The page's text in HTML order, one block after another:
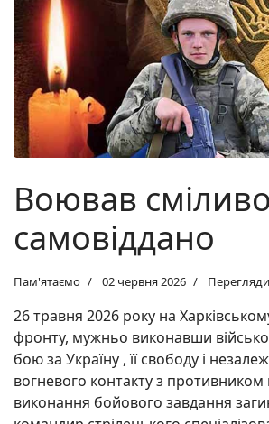
Воював сміливо
самовіддано
Пам'ятаємо 02 червня 2026
26 травня 2026 року на
фронту, мужньо виконавши
бою за Україну , її свободу і
вогневого контакту з противником
виконання бойового завдання